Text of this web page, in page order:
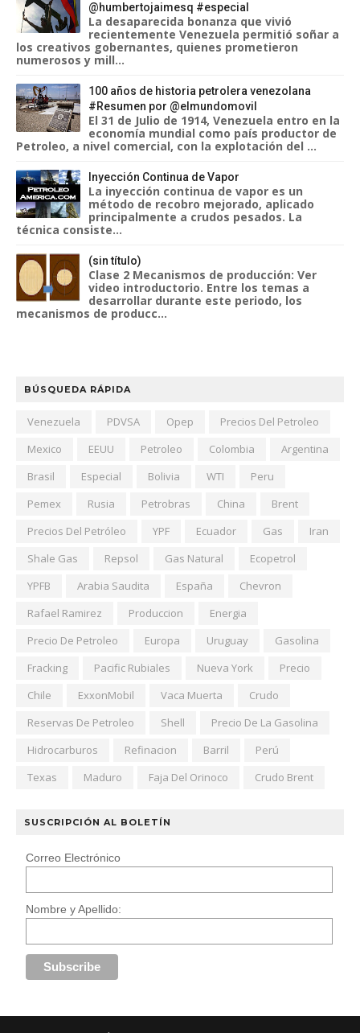
@humbertojaimesq #especial
La desaparecida bonanza que vivió
recientemente Venezuela permitió soñar a
los creativos gobernantes, quienes prometieron
numerosos y mill...
100 años de historia petrolera venezolana
#Resumen por @elmundomovil
El 31 de Julio de 1914, Venezuela entro en la
economía mundial como país productor de
Petroleo, a nivel comercial, con la explotación del ...
Inyección Continua de Vapor
La inyección continua de vapor es un
método de recobro mejorado, aplicado
principalmente a crudos pesados. La
técnica consiste...
(sin título)
Clase 2 Mecanismos de producción: Ver
video introductorio. Entre los temas a
desarrollar durante este periodo, los
mecanismos de producc...
BÚSQUEDA RÁPIDA
Venezuela PDVSA Opep
Precios Del Petroleo
Mexico
EEUU Petroleo Colombia
Argentina
Brasil
Especial Bolivia WTI
Peru
Pemex
Rusia Petrobras China
Brent
Precios Del Petróleo
YPF Ecuador Gas
Iran
Shale Gas
Repsol Gas Natural
Ecopetrol
YPFB
Arabia Saudita España
Chevron
Rafael Ramirez
Produccion
Energia
Precio De Petroleo
Europa Uruguay
Gasolina
Fracking
Pacific Rubiales Nueva York
Precio
Chile
ExxonMobil Vaca Muerta
Crudo
Reservas De Petroleo
Shell
Precio De La Gasolina
Hidrocarburos
Refinacion Barril
Perú
Texas
Maduro Faja Del Orinoco Crudo Brent
SUSCRIPCIÓN AL BOLETÍN
Correo Electrónico
Nombre y Apellido: